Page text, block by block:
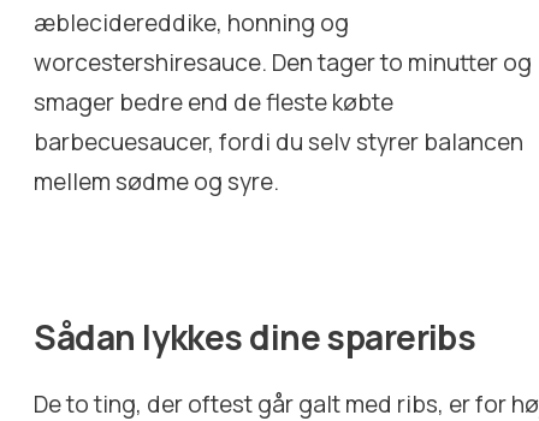
æblecidereddike, honning og
worcestershiresauce. Den tager to minutter og
smager bedre end de fleste købte
barbecuesaucer, fordi du selv styrer balancen
mellem sødme og syre.
Sådan lykkes dine spareribs
De to ting, der oftest går galt med ribs, er for